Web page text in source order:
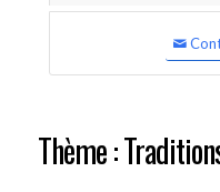
Thème :